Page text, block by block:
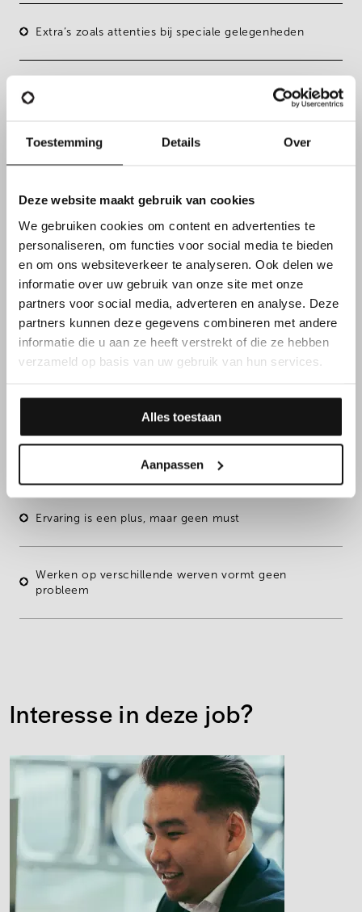
Toestemming Details Over
Deze website maakt gebruik van cookies
We gebruiken cookies om content en advertenties te
personaliseren, om functies voor social media te bieden
en om ons websiteverkeer te analyseren. Ook delen we
informatie over uw gebruik van onze site met onze
partners voor social media, adverteren en analyse. Deze
partners kunnen deze gegevens combineren met andere
informatie die u aan ze heeft verstrekt of die ze hebben
verzameld op basis van uw gebruik van hun services.
Alles toestaan
Aanpassen
Extra’s zoals attenties bij speciale gelegenheden
FUNCTIEVEREISTEN
Daarnaast overtuig je met
jouw kennen & kunnen
technischaangelegd
Ervaring is een plus, maar geen must
Werken op verschillende werven vormt geen
probleem
Interesse in deze job?